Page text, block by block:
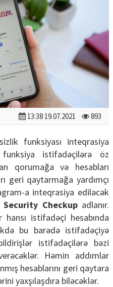
13:38 19.07.2021 893
funksiyası inteqrasiya
funksiya istifadəçilərə öz
qorumağa və hesabları
geri qaytarmağa yardımçı
a inteqrasiya ediləcək
Security Checkup adlanır.
istifadəçi hesabında
bu barədə istifadəçiyə
istifadəçilərə bəzi
Həmin addımlar
hesablarını geri qaytara
yaxşılaşdıra biləcəklər.